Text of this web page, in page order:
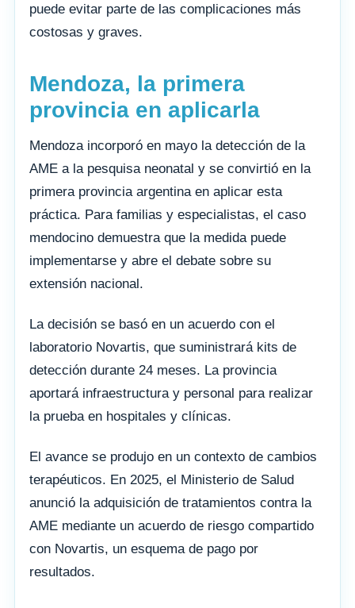
puede evitar parte de las complicaciones más
costosas y graves.
Mendoza, la primera
provincia en aplicarla
Mendoza incorporó en mayo la detección de la
AME a la pesquisa neonatal y se convirtió en la
primera provincia argentina en aplicar esta
práctica. Para familias y especialistas, el caso
mendocino demuestra que la medida puede
implementarse y abre el debate sobre su
extensión nacional.
La decisión se basó en un acuerdo con el
laboratorio Novartis, que suministrará kits de
detección durante 24 meses. La provincia
aportará infraestructura y personal para realizar
la prueba en hospitales y clínicas.
El avance se produjo en un contexto de cambios
terapéuticos. En 2025, el Ministerio de Salud
anunció la adquisición de tratamientos contra la
AME mediante un acuerdo de riesgo compartido
con Novartis, un esquema de pago por
resultados.